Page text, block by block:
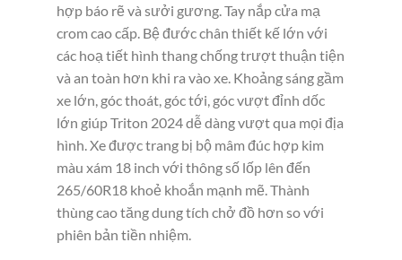
hợp báo rẽ và sưởi gương. Tay nắp cửa mạ
crom cao cấp. Bệ đước chân thiết kế lớn với
các hoạ tiết hình thang chống trượt thuận tiện
và an toàn hơn khi ra vào xe. Khoảng sáng gầm
xe lớn, góc thoát, góc tới, góc vượt đỉnh dốc
lớn giúp Triton 2024 dễ dàng vượt qua mọi địa
hình. Xe được trang bị bộ mâm đúc hợp kim
màu xám 18 inch với thông số lốp lên đến
265/60R18 khoẻ khoắn mạnh mẽ. Thành
thùng cao tăng dung tích chở đồ hơn so với
phiên bản tiền nhiệm.